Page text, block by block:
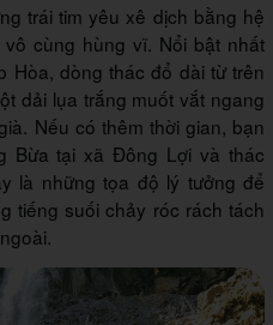
trái tim yêu xê dịch bằng hệ
cùng hùng vĩ. Nổi bật nhất
Hòa, dòng thác đổ dài từ trên
dải lụa trắng muốt vắt ngang
Nếu có thêm thời gian, bạn
Bừa tại xã Đông Lợi và thác
là những tọa độ lý tưởng để
tiếng suối chảy róc rách tách